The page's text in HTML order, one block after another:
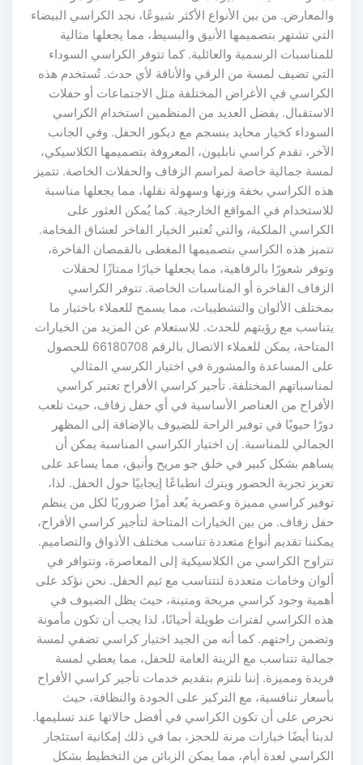
والمعارض. من بين الأنواع الأكثر شيوعًا، نجد الكراسي البيضاء
التي تشتهر بتصميمها الأنيق والبسيط، مما يجعلها مثالية
للمناسبات الرسمية والعائلية. كما تتوفر الكراسي السوداء
التي تضيف لمسة من الرقي والأناقة لأي حدث. تُستخدم هذه
الكراسي في الأغراض المختلفة مثل الاجتماعات أو حفلات
الاستقبال. يفضل العديد من المنظمين استخدام الكراسي
السوداء كخيار محايد ينسجم مع ديكور الحفل. وفي الجانب
الآخر، تقدم كراسي نابليون، المعروفة بتصميمها الكلاسيكي،
لمسة جمالية خاصة لمراسم الزفاف والحفلات الخاصة. تتميز
هذه الكراسي بخفة وزنها وسهولة نقلها، مما يجعلها مناسبة
للاستخدام في المواقع الخارجية. كما يُمكن العثور على
الكراسي الملكية، والتي تُعتبر الخيار الفاخر لعشاق الفخامة.
تتميز هذه الكراسي بتصميمها المغطى بالقمصان الفاخرة،
وتوفر شعورًا بالرفاهية، مما يجعلها خيارًا ممتازًا لحفلات
الزفاف الفاخرة أو المناسبات الخاصة. تتوفر الكراسي
بمختلف الألوان والتشطيبات، مما يسمح للعملاء باختيار ما
يتناسب مع رؤيتهم للحدث. للاستعلام عن المزيد من الخيارات
المتاحة، يمكن للعملاء الاتصال بالرقم 66180708 للحصول
على المساعدة والمشورة في اختيار الكرسي المثالي
لمناسباتهم المختلفة. تأجير كراسي الأفراح تعتبر كراسي
الأفراح من العناصر الأساسية في أي حفل زفاف، حيث تلعب
دورًا حيويًا في توفير الراحة للضيوف بالإضافة إلى المظهر
الجمالي للمناسبة. إن اختيار الكراسي المناسبة يمكن أن
يساهم بشكل كبير في خلق جو مريح وأنيق، مما يساعد على
تعزيز تجربة الحضور ويترك انطباعًا إيجابيًا حول الحفل. لذا،
توفير كراسي مميزة وعصرية يُعد أمرًا ضروريًا لكل من ينظم
حفل زفاف. من بين الخيارات المتاحة لتأجير كراسي الأفراح،
يمكننا تقديم أنواع متعددة تناسب مختلف الأذواق والتصاميم.
تتراوح الكراسي من الكلاسيكية إلى المعاصرة، وتتوافر في
ألوان وخامات متعددة لتتناسب مع ثيم الحفل. نحن نؤكد على
أهمية وجود كراسي مريحة ومتينة، حيث يظل الضيوف في
هذه الكراسي لفترات طويلة أحيانًا، لذا يجب أن تكون مأمونة
وتضمن راحتهم. كما أنه من الجيد اختيار كراسي تضفي لمسة
جمالية تتناسب مع الزينة العامة للحفل، مما يعطي لمسة
فريدة ومميزة. إننا نلتزم بتقديم خدمات تأجير كراسي الأفراح
بأسعار تنافسية، مع التركيز على الجودة والنظافة، حيث
نحرص على أن تكون الكراسي في أفضل حالاتها عند تسليمها.
لدينا أيضًا خيارات مرنة للحجز، بما في ذلك إمكانية استئجار
الكراسي لعدة أيام، مما يمكن الزبائن من التخطيط بشكل